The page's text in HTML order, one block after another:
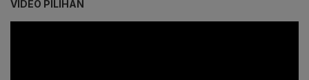
VIDEO PILIHAN